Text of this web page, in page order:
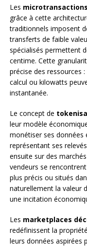
Les microtransactions
grâce à cette
traditionnels imposent
transferts de faible
spécialisés permettent
centime. Cette
précise des ressources
calcul ou kilowatts
instantanée.
Le concept de
leur modèle
monétiser ses
représentant ses
ensuite sur des
vendeurs se
plus précis ou situés
naturellement la valeur
une incitation
Les marketplaces
redéfinissent la
leurs données aspirées